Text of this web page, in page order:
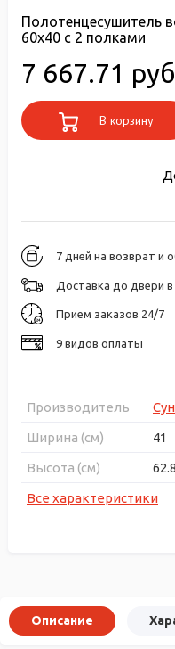
Полотенцесушитель
60x40 с 2 полками
7 667.71
В корзину
7 дней на возврат и
Доставка до двери
Прием заказов 24/7
9 видов оплаты
Производитель
Ширина (см)
41
Высота (см)
62.8
Все характеристики
Описание